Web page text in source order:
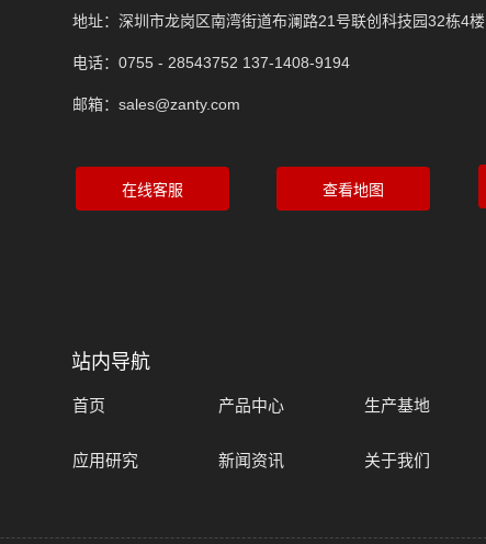
地址：深圳市龙岗区南湾街道布澜路21号联创科技园32栋4楼
电话：0755 - 28543752 137-1408-9194
邮箱：sales@zanty.com
站内导航
首页 产品中心 生产基地
应用研究 新闻资讯 关于我们